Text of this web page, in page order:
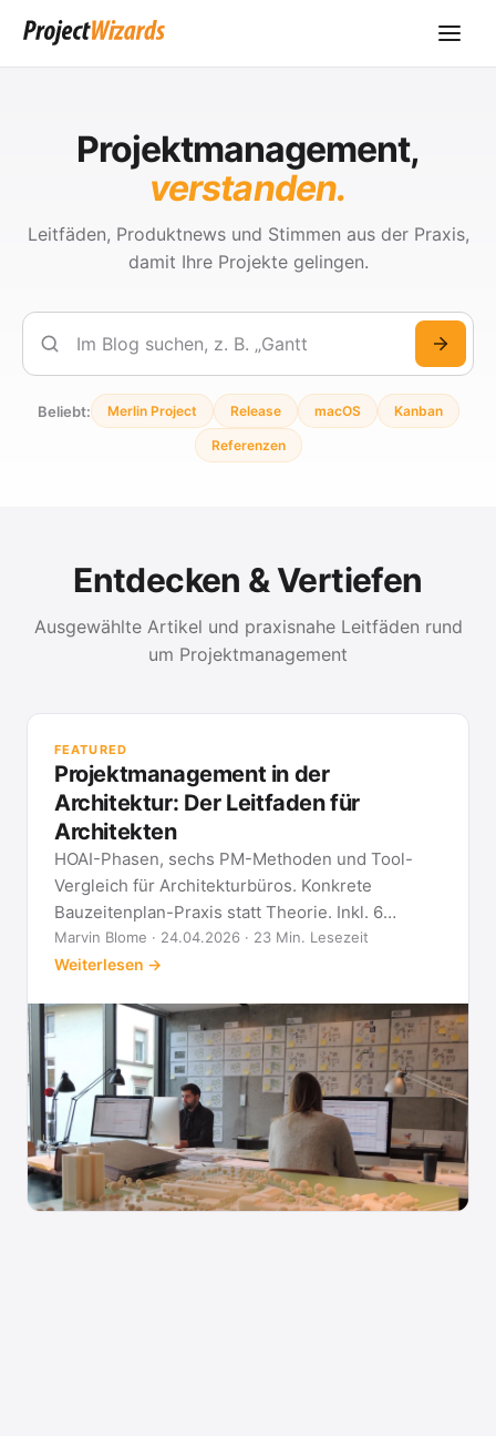
Projektmanagement,
verstanden.
Leitfäden, Produktnews und Stimmen aus der Praxis,
damit Ihre Projekte gelingen.
Suchen
Beliebt: Merlin Project Release macOS Kanban
Referenzen
Entdecken & Vertiefen
Ausgewählte Artikel und praxisnahe Leitfäden rund
um Projektmanagement
FEATURED
Projektmanagement in der
Architektur: Der Leitfaden für
Architekten
HOAI-Phasen, sechs PM-Methoden und Tool-
Vergleich für Architekturbüros. Konkrete
Bauzeitenplan-Praxis statt Theorie. Inkl. 6
Architekten-FAQ.
Marvin Blome · 24.04.2026 · 23 Min. Lesezeit
Weiterlesen →